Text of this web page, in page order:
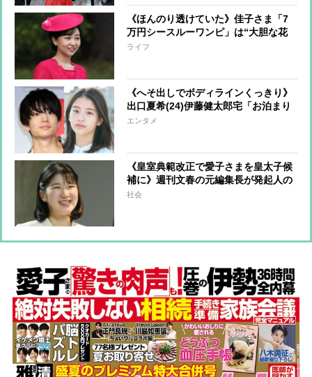
《ほんのり透けていた》佳子さま「7
万円シースルーワンピ」は“大胆な花
柄”で「自由にエモーショナルに」が
ライフ
《へそ出しでボディラインくっきり》
出口夏希(24)伊藤健太郎宅「お泊まり
私服」にファン熱視線「Z世代のファ
エンタメ
《皇室典範改正で愛子さまを皇太子候
補に》週刊文春の元編集長が発起人の
署名活動が話題、賛同者は1か月足ら
社会